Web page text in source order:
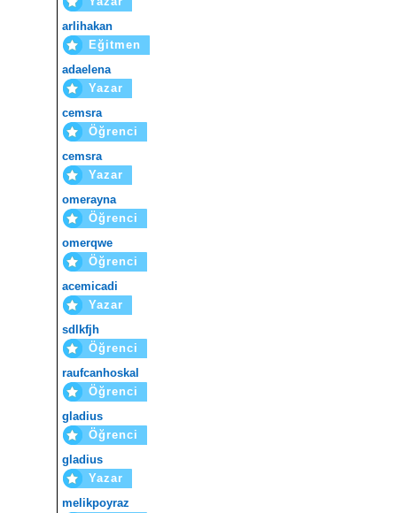
arlihakan
Eğitmen
adaelena
Yazar
cemsra
Öğrenci
cemsra
Yazar
omerayna
Öğrenci
omerqwe
Öğrenci
acemicadi
Yazar
sdlkfjh
Öğrenci
raufcanhoskal
Öğrenci
gladius
Öğrenci
gladius
Yazar
melikpoyraz